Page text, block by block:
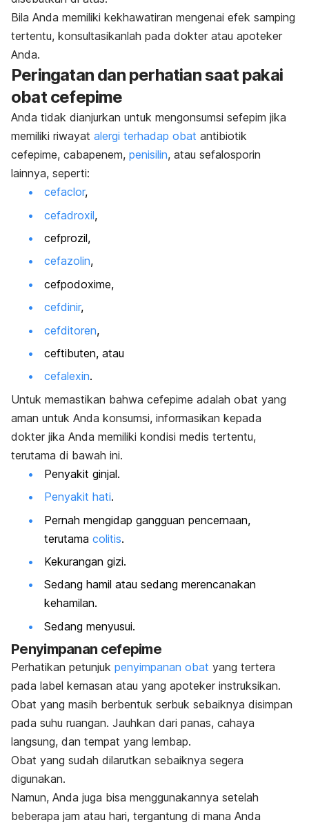
Bila Anda memiliki kekhawatiran mengenai efek samping
tertentu, konsultasikanlah pada dokter atau apoteker
Anda.
Peringatan dan perhatian saat pakai
obat cefepime
Anda tidak dianjurkan untuk mengonsumsi sefepim jika
memiliki riwayat alergi terhadap obat antibiotik
cefepime, cabapenem, penisilin, atau sefalosporin
lainnya, seperti:
cefaclor,
cefadroxil,
cefprozil,
cefazolin,
cefpodoxime,
cefdinir,
cefditoren,
ceftibuten, atau
cefalexin.
Untuk memastikan bahwa cefepime adalah obat yang
aman untuk Anda konsumsi, informasikan kepada
dokter jika Anda memiliki kondisi medis tertentu,
terutama di bawah ini.
Penyakit ginjal.
Penyakit hati.
Pernah mengidap gangguan pencernaan,
terutama colitis.
Kekurangan gizi.
Sedang hamil atau sedang merencanakan
kehamilan.
Sedang menyusui.
Penyimpanan cefepime
Perhatikan petunjuk penyimpanan obat yang tertera
pada label kemasan atau yang apoteker instruksikan.
Obat yang masih berbentuk serbuk sebaiknya disimpan
pada suhu ruangan. Jauhkan dari panas, cahaya
langsung, dan tempat yang lembap.
Obat yang sudah dilarutkan sebaiknya segera
digunakan.
Namun, Anda juga bisa menggunakannya setelah
beberapa jam atau hari, tergantung di mana Anda